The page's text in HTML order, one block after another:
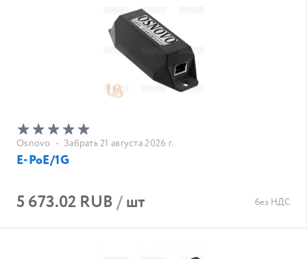
Osnovo • Забрать 21 августа 2026 г.
E-PoE/1G
5 673.02 RUB/шт без НДС